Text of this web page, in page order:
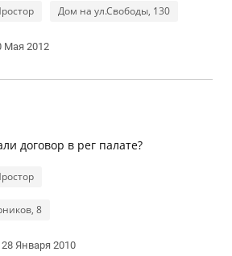
Дом на ул.Свободы, 130
Мая 2012
договор в рег палате?
8
28 Января 2010